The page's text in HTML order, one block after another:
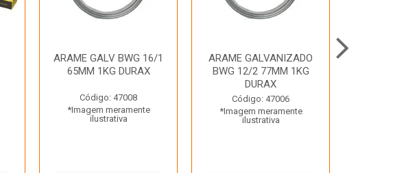
ARAME GALV BWG 16/1
65MM 1KG DURAX
Código: 47008
*Imagem meramente
ilustrativa
ARAME GALVANIZADO
BWG 12/2 77MM 1KG
DURAX
Código: 47006
*Imagem meramente
ilustrativa